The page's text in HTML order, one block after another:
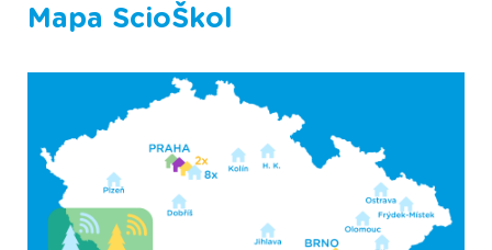
Mapa ScioŠkol